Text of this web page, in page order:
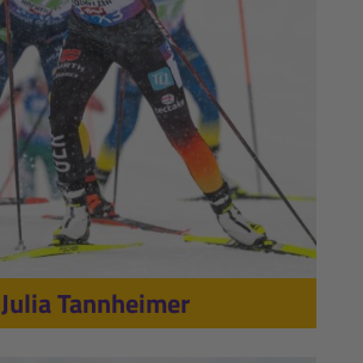
Julia Tannheimer